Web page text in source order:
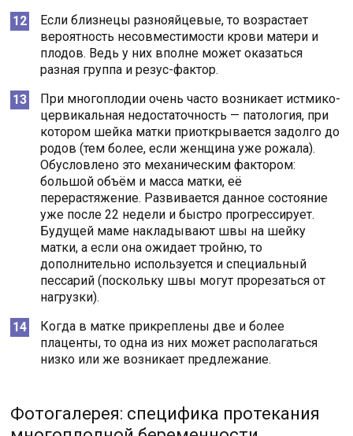
Если близнецы разнояйцевые, то возрастает
вероятность несовместимости крови матери и
плодов. Ведь у них вполне может оказаться
разная группа и резус-фактор.
При многоплодии очень часто возникает истмико-
цервикальная недостаточность — патология, при
котором шейка матки приоткрывается задолго до
родов (тем более, если женщина уже рожала).
Обусловлено это механическим фактором:
большой объём и масса матки, её
перерастяжение. Развивается данное состояние
уже после 22 недели и быстро прогрессирует.
Будущей маме накладывают швы на шейку
матки, а если она ожидает тройню, то
дополнительно используется и специальный
пессарий (поскольку швы могут прорезаться от
нагрузки).
Когда в матке прикреплены две и более
плаценты, то одна из них может располагаться
низко или же возникает предлежание.
Фотогалерея: специфика протекания